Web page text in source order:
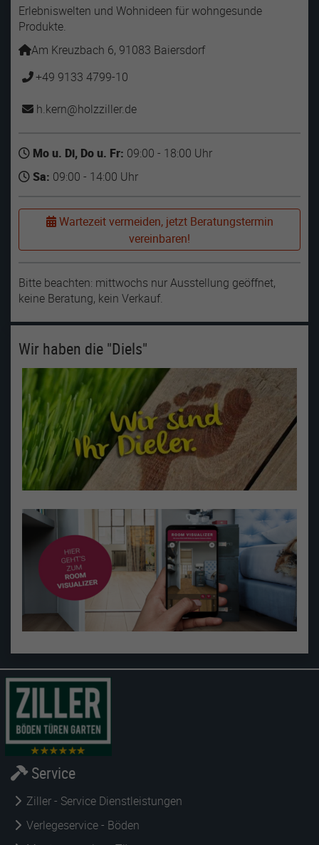
Erlebniswelten und Wohnideen für wohngesunde
Produkte.
Am Kreuzbach 6, 91083 Baiersdorf
+49 9133 4799-10
h.kern holzziller de
Mo u. Di, Do u. Fr: 09:00 - 18:00 Uhr
Sa: 09:00 - 14:00 Uhr
Wartezeit vermeiden, jetzt Beratungstermin
vereinbaren!
Bitte beachten: mittwochs nur Ausstellung geöffnet,
keine Beratung, kein Verkauf.
Wir haben die "Diels"
Service
Ziller - Service Dienstleistungen
Verlegeservice - Böden